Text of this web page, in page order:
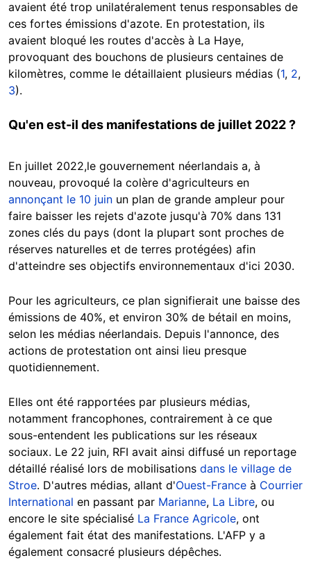
avaient été trop unilatéralement tenus responsables de
ces fortes émissions d'azote. En protestation, ils
avaient bloqué les routes d'accès à La Haye,
provoquant des bouchons de plusieurs centaines de
kilomètres, comme le détaillaient plusieurs médias (1, 2,
3).
Qu'en est-il des manifestations de juillet 2022 ?
En juillet 2022,le gouvernement néerlandais a, à
nouveau, provoqué la colère d'agriculteurs en
annonçant le 10 juin un plan de grande ampleur pour
faire baisser les rejets d'azote jusqu'à 70% dans 131
zones clés du pays (dont la plupart sont proches de
réserves naturelles et de terres protégées) afin
d'atteindre ses objectifs environnementaux d'ici 2030.
Pour les agriculteurs, ce plan signifierait une baisse des
émissions de 40%, et environ 30% de bétail en moins,
selon les médias néerlandais. Depuis l'annonce, des
actions de protestation ont ainsi lieu presque
quotidiennement.
Elles ont été rapportées par plusieurs médias,
notamment francophones, contrairement à ce que
sous-entendent les publications sur les réseaux
sociaux. Le 22 juin, RFI avait ainsi diffusé un reportage
détaillé réalisé lors de mobilisations dans le village de
Stroe. D'autres médias, allant d'Ouest-France à Courrier
International en passant par Marianne, La Libre, ou
encore le site spécialisé La France Agricole, ont
également fait état des manifestations. L'AFP y a
également consacré plusieurs dépêches.